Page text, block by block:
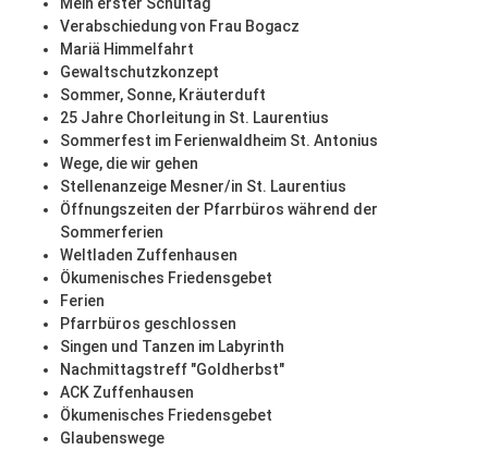
Verabschiedung von Frau Bogacz
Mariä Himmelfahrt
Gewaltschutzkonzept
Sommer, Sonne, Kräuterduft
25 Jahre Chorleitung in St. Laurentius
Sommerfest im Ferienwaldheim St. Antonius
Wege, die wir gehen
Stellenanzeige Mesner/in St. Laurentius
Öffnungszeiten der Pfarrbüros während der
Sommerferien
Weltladen Zuffenhausen
Ökumenisches Friedensgebet
Ferien
Pfarrbüros geschlossen
Singen und Tanzen im Labyrinth
Nachmittagstreff "Goldherbst"
ACK Zuffenhausen
Ökumenisches Friedensgebet
Glaubenswege